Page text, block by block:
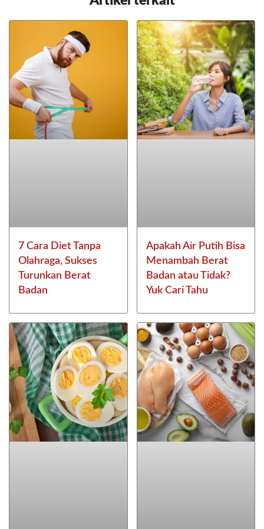
7 Cara Diet Tanpa
Olahraga, Sukses
Turunkan Berat
Badan
Apakah Air Putih Bisa
Menambah Berat
Badan atau Tidak?
Yuk Cari Tahu